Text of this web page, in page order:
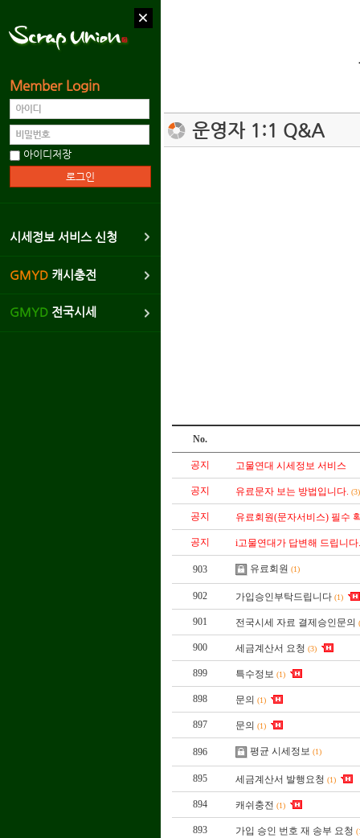
Member Login
아이디저장
시세정보 서비스 신청
GMYD 캐시충전
GMYD 전국시세
고객센터
공지사항
운영자 1:1 Q&A
광고협력업체문의
버그신고리포트
운영자 1:1 Q&A
No.
공지 고물연대 시세정보 서비스
공지 유료문자 보는 방법입니다. (3)
공지 유료회원(문자서비스) 필수
공지 i고물연대가 답변해 드립니다
903 유료회원 (1)
902 가입승인부탁드립니다 (1)
901 전국시세 자료 결제승인문의
900 세금계산서 요청 (3)
899 특수정보 (1)
898 문의 (1)
897 문의 (1)
896 평균 시세정보 (1)
895 세금계산서 발행요청 (1)
894 캐쉬충전 (1)
893 가입 승인 번호 재 송부 요청